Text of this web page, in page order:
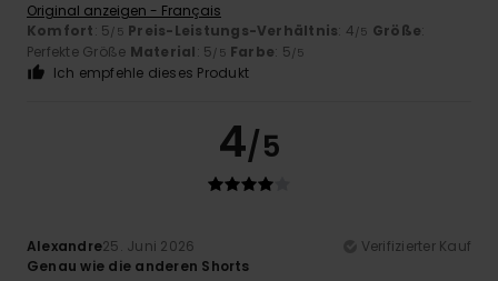
Original anzeigen - Français
Komfort: 5/5 Preis-Leistungs-Verhältnis: 4/5 Größe:
Perfekte Größe Material: 5/5 Farbe: 5/5
Ich empfehle dieses Produkt
4/5
Alexandre25. Juni 2026
Verifizierter Kauf
Genau wie die anderen Shorts